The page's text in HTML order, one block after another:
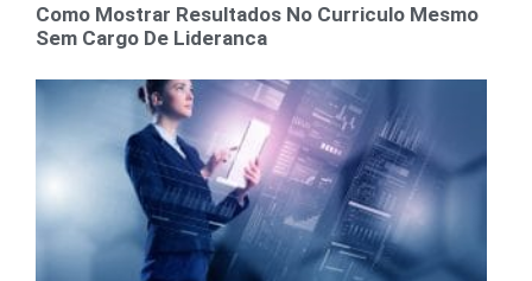
Como Mostrar Resultados No Curriculo Mesmo
Sem Cargo De Lideranca